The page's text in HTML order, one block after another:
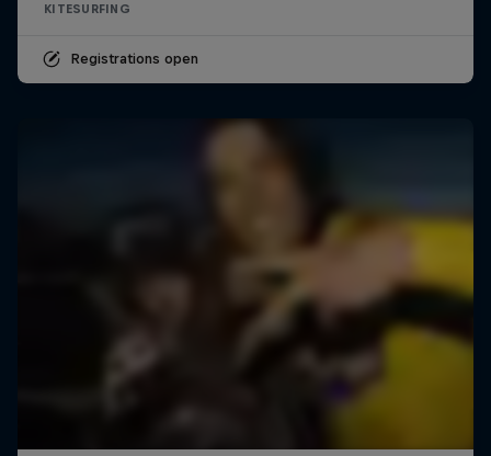
KITESURFING
Registrations open